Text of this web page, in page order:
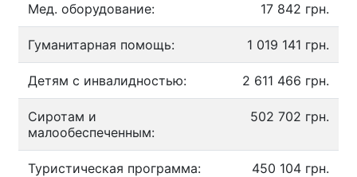
Мед. оборудование: 17 842 грн.
Гуманитарная помощь: 1 019 141 грн.
Детям с инвалидностью: 2 611 466 грн.
Сиротам и
малообеспеченным:
502 702 грн.
Туристическая программа: 450 104 грн.